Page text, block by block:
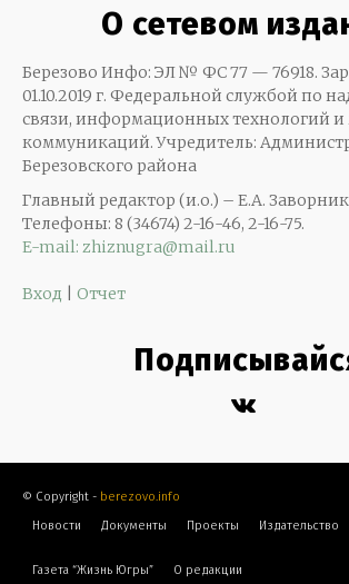
О сетевом
Березово Инфо: ЭЛ № ФС 77 — 76918.
01.10.2019 г. Федеральной службой по
связи, информационных технологий и
коммуникаций. Учредитель:
Березовского района
Главный редактор (и.о.) – Е.А.
Телефоны: 8 (34674) 2-16-46, 2-16-75.
E-mail: zhiznugra@mail.ru
Вход Отчет
© Copyright - berezovo.info
Новости
Документы Проекты Издательство
Газета “Жизнь Югры” О редакции